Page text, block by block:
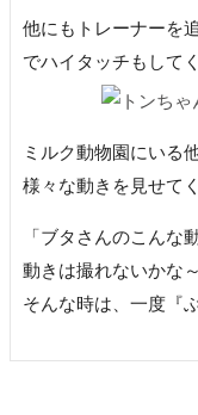
他にもトレーナーを
でハイタッチもして
ミルク動物園にいる
様々な動きを見せて
「ブタさんのこんな
動きは撮れないかな～
そんな時は、一度『